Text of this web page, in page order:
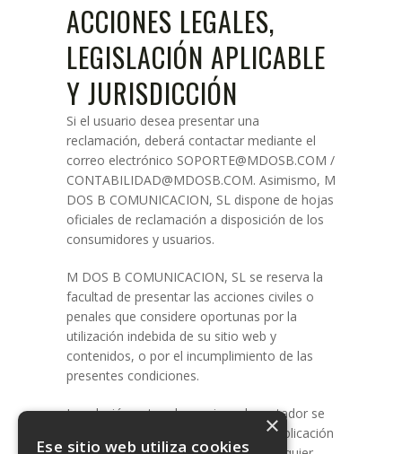
ACCIONES LEGALES,
LEGISLACIÓN APLICABLE
Y JURISDICCIÓN
Si el usuario desea presentar una
reclamación, deberá contactar mediante el
correo electrónico SOPORTE@MDOSB.COM /
CONTABILIDAD@MDOSB.COM. Asimismo, M
DOS B COMUNICACION, SL dispone de hojas
oficiales de reclamación a disposición de los
consumidores y usuarios.
M DOS B COMUNICACION, SL se reserva la
facultad de presentar las acciones civiles o
penales que considere oportunas por la
utilización indebida de su sitio web y
contenidos, o por el incumplimiento de las
presentes condiciones.
La relación entre el usuario y el prestador se
regirá por la normativa vigente y de aplicación
×
Ese sitio web utiliza cookies